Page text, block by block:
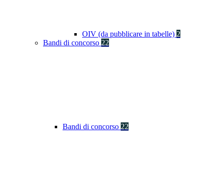
OIV (da pubblicare in tabelle) 2
Bandi di concorso 22
Bandi di concorso 22